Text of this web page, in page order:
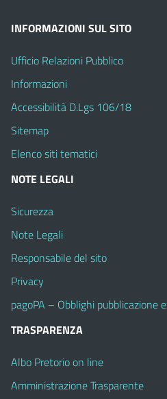
INFORMAZIONI SUL SITO
Ufficio Relazioni Pubblico
Informazioni
Accessibilità D.Lgs 106/18
Sitemap
Elenco siti tematici
NOTE LEGALI
Sicurezza
Note Legali
Responsabile del sito
Privacy
pagoPA – Obblighi pubblicazione
TRASPARENZA
Albo Pretorio on line
Amministrazione Trasparente